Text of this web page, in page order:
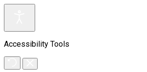
Accessibility Tools